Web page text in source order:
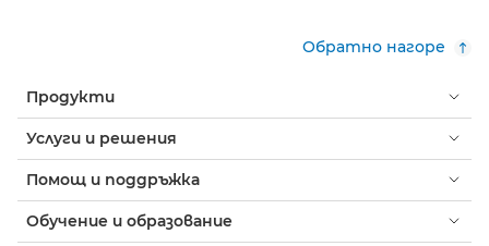
Обратно нагоре
Продукти
Услуги и решения
Помощ и поддръжка
Обучение и образование